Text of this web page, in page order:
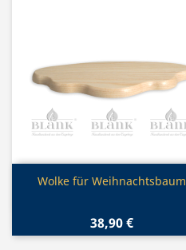
Vorschau
Wolke für Weihnachtsbaum
38,90 €